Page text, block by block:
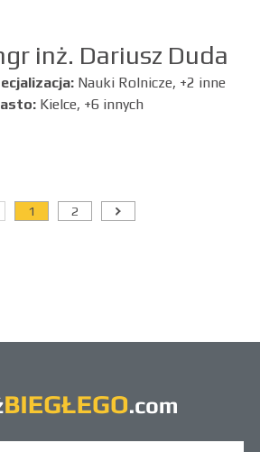
inż. Dariusz Duda
Nauki Rolnicze, +2 inne
Kielce, +6 innych
1 2